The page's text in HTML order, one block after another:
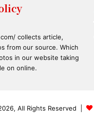
collects article,
from our source. Which
in our website taking
on online.
All Rights Reserved |